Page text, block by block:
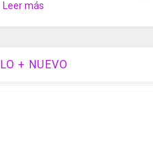
Leer más
LO + NUEVO